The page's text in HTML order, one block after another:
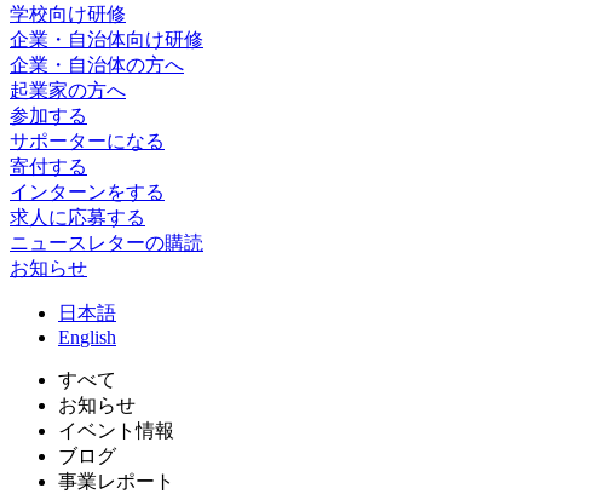
学校向け研修
企業・自治体向け研修
企業・自治体の方へ
起業家の方へ
参加する
サポーターになる
寄付する
インターンをする
求人に応募する
ニュースレターの購読
お知らせ
日 本語
English
すべて
お知らせ
イベント情報
ブログ
事業レポート